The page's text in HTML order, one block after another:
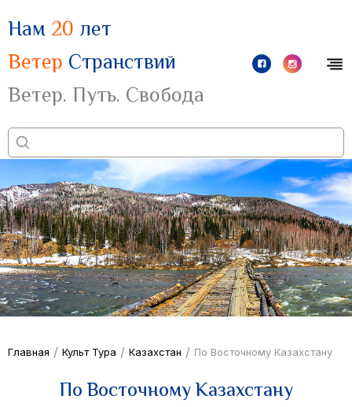
Нам 20 лет
Ветер Странствий
Ветер. Путь. Свобода
Главная / Культ Тура / Казахстан / По Восточному Казахстану
По Восточному Казахстану